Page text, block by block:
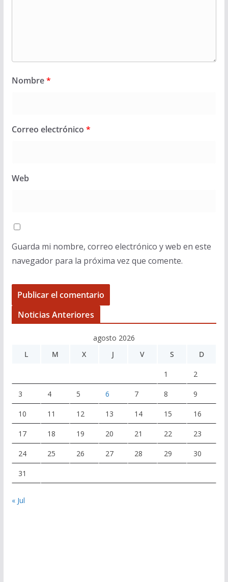
Nombre*
Correo electrónico *
Web
Guarda mi nombre, correo electrónico y web en este
navegador para la próxima vez que comente.
Noticias Anteriores
agosto 2026
L
M X J V S D
1 2
3 4 5 6 7 8 9
10 11 12 13 14 15 16
17 18 19 20 21 22 23
24 25 26 27 28 29 30
31
« Jul